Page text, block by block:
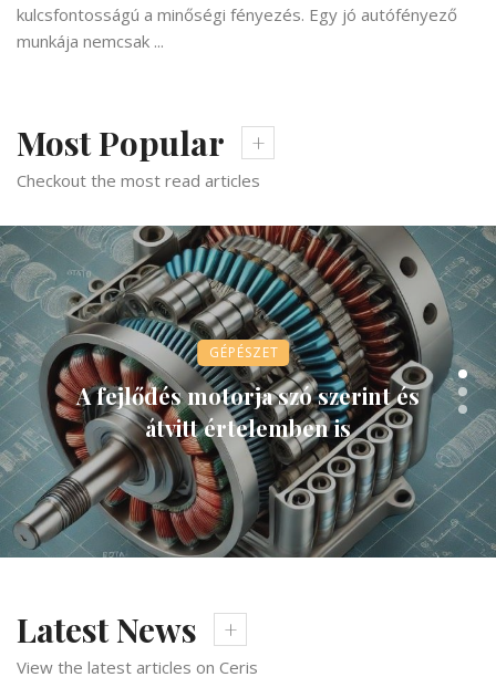
kulcsfontosságú a minőségi fényezés. Egy jó autófényező
munkája nemcsak ...
Most Popular
Checkout the most read articles
GÉPÉSZET
A fejlődés motorja szó szerint és
átvitt értelemben is
Latest News
View the latest articles on Ceris